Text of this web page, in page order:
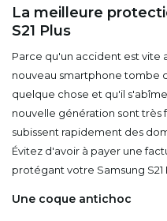
La meilleure
S21 Plus
Parce qu'un accident est vite
nouveau smartphone tombe
quelque chose et qu'il
nouvelle génération sont très
subissent rapidement des
Évitez d'avoir à payer une
protégant votre Samsung S21
Une coque antichoc